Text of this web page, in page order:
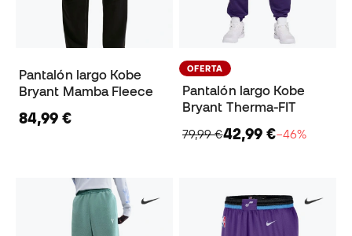
Pantalón largo Kobe
Bryant Mamba Fleece
84,99 €
OFERTA
Pantalón largo Kobe
Bryant Therma-FIT
79,99 €42,99 €−46%